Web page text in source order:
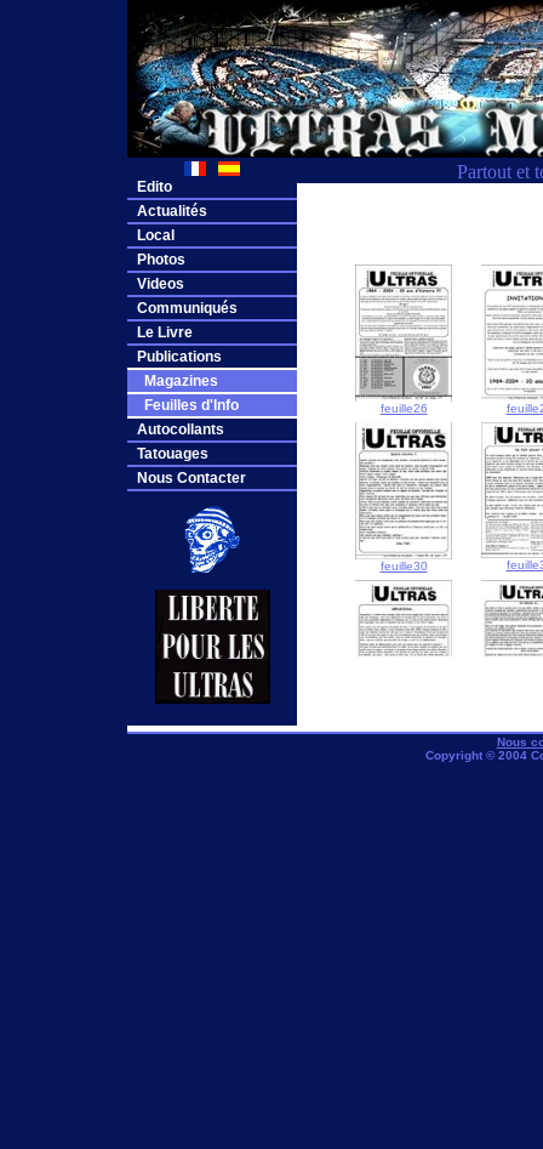
Partout et
Edito
Actualités
Local
Photos
Videos
Communiqués
Le Livre
Publications
Magazines
Feuilles d'Info
Autocollants
Tatouages
Nous Contacter
feuille26
feuille30
Nous
Copyright © 2004